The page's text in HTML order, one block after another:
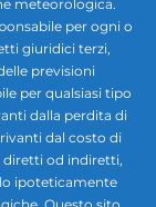
meteorologica.
per ogni o
giuridici terzi,
previsioni
per qualsiasi tipo
dalla perdita di
dal costo di
diretti od indiretti,
ipoteticamente